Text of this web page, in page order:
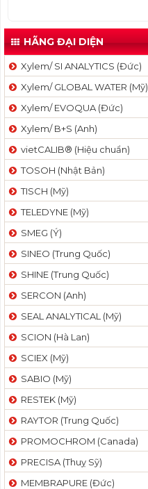
HÃNG ĐẠI DIỆN
Xylem/ SI ANALYTICS (Đức)
Xylem/ GLOBAL WATER (Mỹ)
Xylem/ EVOQUA (Đức)
Xylem/ B+S (Anh)
vietCALIB® (Hiệu chuẩn)
TOSOH (Nhật Bản)
TISCH (Mỹ)
TELEDYNE (Mỹ)
SMEG (Ý)
SINEO (Trung Quốc)
SHINE (Trung Quốc)
SERCON (Anh)
SEAL ANALYTICAL (Mỹ)
SCION (Hà Lan)
SCIEX (Mỹ)
SABIO (Mỹ)
RESTEK (Mỹ)
RAYTOR (Trung Quốc)
PROMOCHROM (Canada)
PRECISA (Thuỵ Sỹ)
MEMBRAPURE (Đức)